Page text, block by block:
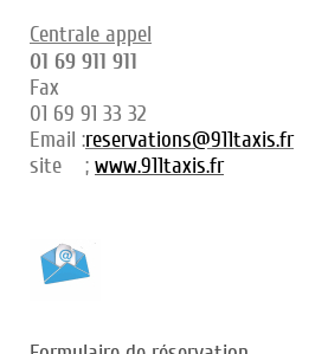
Centrale appel
01 69 911 911
Fax
01 69 91 33 32
Email :reservations@911taxis.fr
site ; www.911taxis.fr